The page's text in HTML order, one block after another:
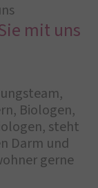
mit uns
Biologen,
steht
Darm und
gerne